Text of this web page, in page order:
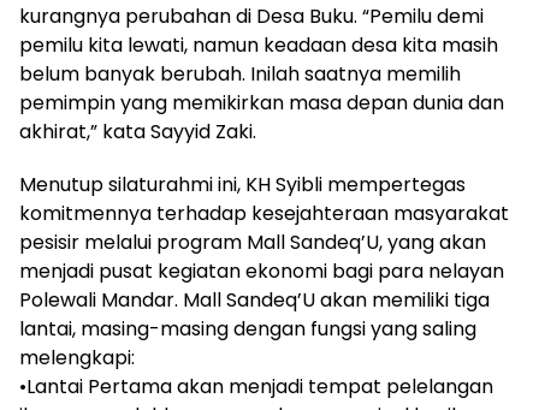
kurangnya perubahan di Desa Buku. “Pemilu demi
pemilu kita lewati, namun keadaan desa kita masih
belum banyak berubah. Inilah saatnya memilih
pemimpin yang memikirkan masa depan dunia dan
akhirat,” kata Sayyid Zaki.
Menutup silaturahmi ini, KH Syibli mempertegas
komitmennya terhadap kesejahteraan masyarakat
pesisir melalui program Mall Sandeq’U, yang akan
menjadi pusat kegiatan ekonomi bagi para nelayan
Polewali Mandar. Mall Sandeq’U akan memiliki tiga
lantai, masing-masing dengan fungsi yang saling
melengkapi:
•Lantai Pertama akan menjadi tempat pelelangan